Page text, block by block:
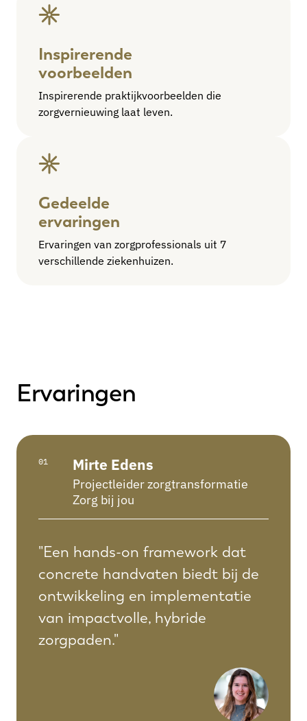
Inspirerende
voorbeelden
Inspirerende praktijkvoorbeelden die
zorgvernieuwing laat leven.
Gedeelde
ervaringen
Ervaringen van zorgprofessionals uit 7
verschillende ziekenhuizen.
Ervaringen
01 Mirte Edens
Projectleider zorgtransformatie
Zorg bij jou
"Een hands-on framework dat
concrete handvaten biedt bij de
ontwikkeling en implementatie
van impactvolle, hybride
zorgpaden."